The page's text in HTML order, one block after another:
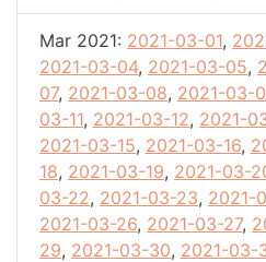
Mar 2021: 2021-03-01,
2021-03-04, 2021-03-05,
07, 2021-03-08, 2021-03-
03-11, 2021-03-12, 2021-
2021-03-15, 2021-03-16,
18, 2021-03-19, 2021-03-
03-22, 2021-03-23, 2021-
2021-03-26, 2021-03-27,
29, 2021-03-30, 2021-03-